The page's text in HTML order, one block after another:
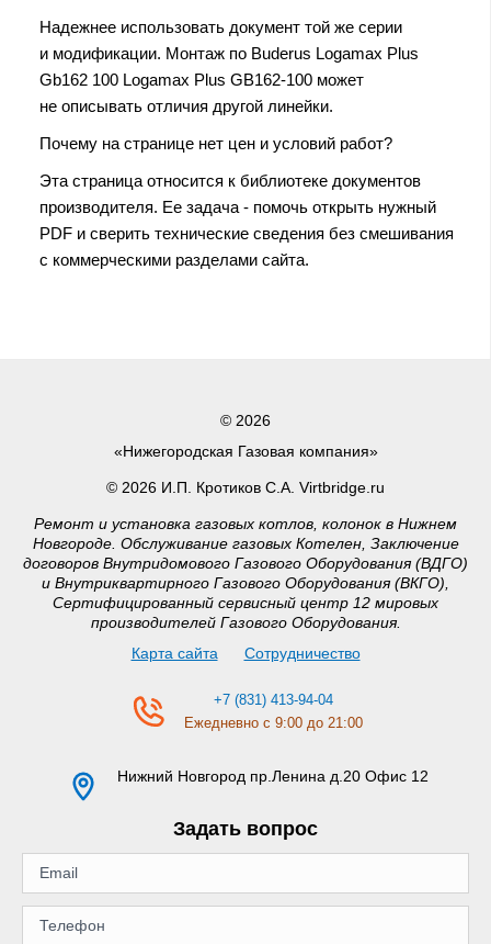
Надежнее использовать документ той же серии
и модификации. Монтаж по Buderus Logamax Plus
Gb162 100 Logamax Plus GB162-100 может
не описывать отличия другой линейки.
Почему на странице нет цен и условий работ?
Эта страница относится к библиотеке документов
производителя. Ее задача - помочь открыть нужный
PDF и сверить технические сведения без смешивания
с коммерческими разделами сайта.
© 2026
«Нижегородская Газовая компания»
© 2026 И.П. Кротиков С.А. Virtbridge.ru
Ремонт и установка газовых котлов, колонок в Нижнем
Новгороде. Обслуживание газовых Котелен, Заключение
договоров Внутридомового Газового Оборудования (ВДГО)
и Внутриквартирного Газового Оборудования (ВКГО),
Сертифицированный сервисный центр 12 мировых
производителей Газового Оборудования.
Карта сайта
Сотрудничество
+7 (831) 413-94-04
Ежедневно с 9:00 до 21:00
Нижний Новгород пр.Ленина д.20 Офис 12
Задать вопрос